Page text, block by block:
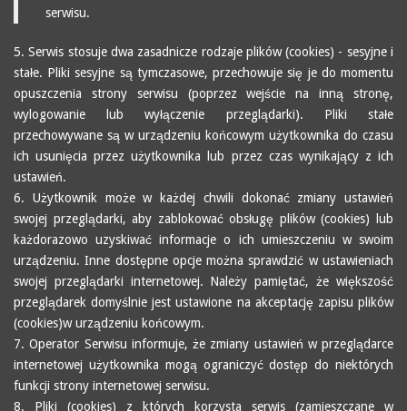
serwisu.
5. Serwis stosuje dwa zasadnicze rodzaje plików (cookies) - sesyjne i
stałe. Pliki sesyjne są tymczasowe, przechowuje się je do momentu
opuszczenia strony serwisu (poprzez wejście na inną stronę,
wylogowanie lub wyłączenie przeglądarki). Pliki stałe
przechowywane są w urządzeniu końcowym użytkownika do czasu
ich usunięcia przez użytkownika lub przez czas wynikający z ich
ustawień.
6. Użytkownik może w każdej chwili dokonać zmiany ustawień
swojej przeglądarki, aby zablokować obsługę plików (cookies) lub
każdorazowo uzyskiwać informacje o ich umieszczeniu w swoim
urządzeniu. Inne dostępne opcje można sprawdzić w ustawieniach
swojej przeglądarki internetowej. Należy pamiętać, że większość
przeglądarek domyślnie jest ustawione na akceptację zapisu plików
(cookies)w urządzeniu końcowym.
7. Operator Serwisu informuje, że zmiany ustawień w przeglądarce
internetowej użytkownika mogą ograniczyć dostęp do niektórych
funkcji strony internetowej serwisu.
8. Pliki (cookies) z których korzysta serwis (zamieszczane w